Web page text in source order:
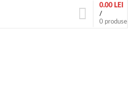
0 produse
/
0.00 LEI